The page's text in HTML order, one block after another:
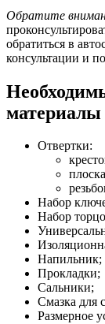
Обратите
обратиться в
консультации и
материалы
Отвертки:
Набор
Набор
Напильник;
Прокладки;
Сальники;
Смазка для
Размерное